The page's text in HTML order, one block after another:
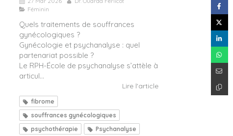
Féminin
Quels traitements de souffrances
gynécologiques ?
Gynécologie et psychanalyse : quel
partenariat possible ?
Le RPH-École de psychanalyse s’attèle à
articul...
Lire l'article
fibrome
souffrances gynécologiques
psychothérapie
Psychanalyse